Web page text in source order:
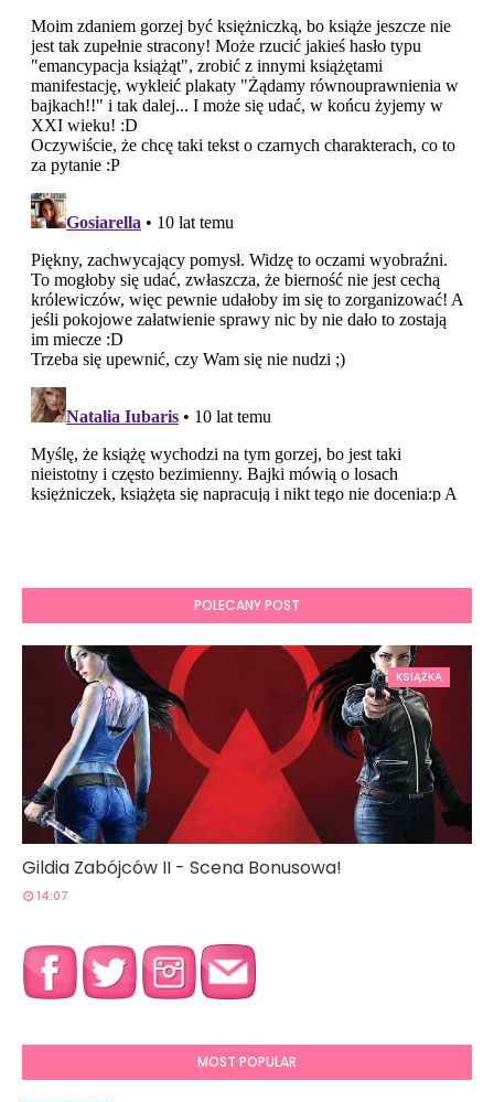
POLECANY POST
KSIĄŻKA
Gildia Zabójców II - Scena Bonusowa!
14:07
MOST POPULAR